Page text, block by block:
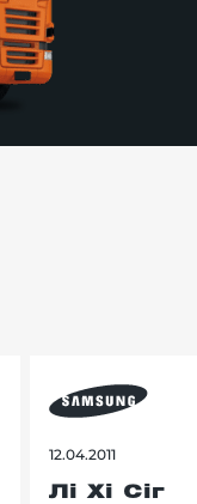
12.04.2011
Лі Хі Сіг